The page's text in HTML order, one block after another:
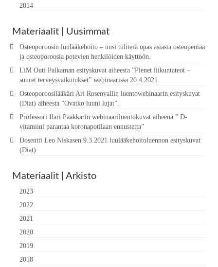
2014
Materiaalit | Uusimmat
Osteoporoosin luulääkehoito – uusi tuliterä opas asiasta osteopeniaa
ja osteoporoosia potevien henkilöiden käyttöön.
LiM Outi Palkaman esityskuvat aiheesta ”Pienet liikuntateot –
suuret terveysvaikutukset” webinaarissa 20.4.2021
Osteoporoosilääkäri Ari Rosenvallin luentowebinaarin esityskuvat
(Diat) aiheesta ”Ovatko luuni lujat”.
Professori Ilari Paakkarin webinaariluentokuvat aiheena ” D-
vitamiini parantaa koronapotilaan ennustetta”
Dosentti Leo Niskasen 9.3.2021 luulääkehoitoluennon esityskuvat
(Diat)
Materiaalit | Arkisto
2023
2022
2021
2020
2019
2018